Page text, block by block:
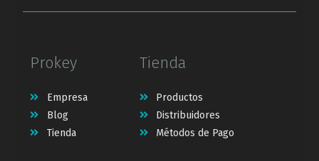
Prokey
Empresa
Blog
Tienda
Tienda
Productos
Distribuidores
Métodos de Pago